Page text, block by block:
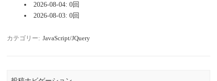
2026-08-04: 0回
2026-08-03: 0回
カテゴリー: JavaScript/JQuery